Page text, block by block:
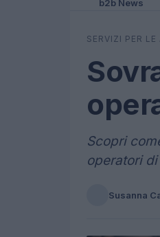
b2b News
SERVIZI PER LE
Scopri
operatori
Susanna